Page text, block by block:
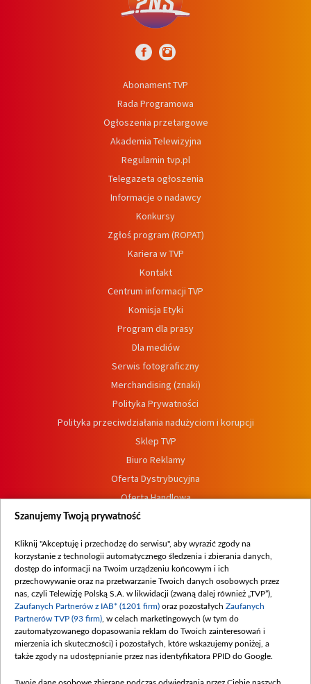
Abonament TVP
Rada Programowa
Ogłoszenia przetargowe
Akademia Telewizyjna
Regulamin tvp.pl
Telegazeta ogłoszenia
Informacje o nadawcy
Konkursy
Zgłoś program (ROPAT)
Kariera w TVP
Kontakt
Centrum informacji TVP
Komisja Etyki
Program dla prasy
Dla mediów
Serwis fotograficzny
Merchandising (znaki)
Polityka Prywatności
Polityka przeciwdziałania nadużyciom i korupcji
Sklep TVP
Biuro Reklamy
Oferta Dystrybucyjna
Oferta Handlowa
Dostępność
Procedura zgłoszeń wewnętrznych
Szanujemy Twoją prywatność
Kliknij "Akceptuję i przechodzę do serwisu", aby wyrazić zgody na
korzystanie z technologii automatycznego śledzenia i zbierania danych,
dostęp do informacji na Twoim urządzeniu końcowym i ich
przechowywanie oraz na przetwarzanie Twoich danych osobowych przez
nas, czyli Telewizję Polską S.A. w likwidacji (zwaną dalej również „TVP”),
Zaufanych Partnerów z IAB* (1201 firm) oraz pozostałych Zaufanych
Partnerów TVP (93 firm) , w celach marketingowych (w tym do
zautomatyzowanego dopasowania reklam do Twoich zainteresowań i
mierzenia ich skuteczności) i pozostałych, które wskazujemy poniżej, a
także zgody na udostępnianie przez nas identyfikatora PPID do Google.